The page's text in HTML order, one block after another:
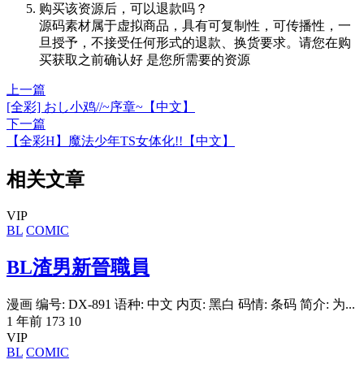
购买该资源后，可以退款吗？
源码素材属于虚拟商品，具有可复制性，可传播性，一
旦授予，不接受任何形式的退款、换货要求。请您在购
买获取之前确认好 是您所需要的资源
上一篇
[全彩] おし小鸡//~序章~【中文】
下一篇
【全彩H】魔法少年TS女体化!!【中文】
相关文章
VIP
BL COMIC
BL渣男新晉職員
漫画 编号: DX-891 语种: 中文 内页: 黑白 码情: 条码 简介: 为...
1 年前 173 10
VIP
BL COMIC